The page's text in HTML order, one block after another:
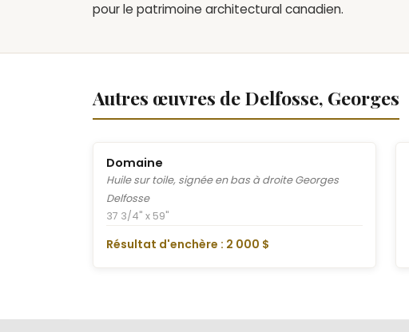
pour le patrimoine architectural canadien.
Autres œuvres de Delfosse, Georges
Domaine
Huile sur toile, signée en bas à droite Georges
Delfosse
37 3/4" x 59"
Résultat d'enchère : 2 000 $